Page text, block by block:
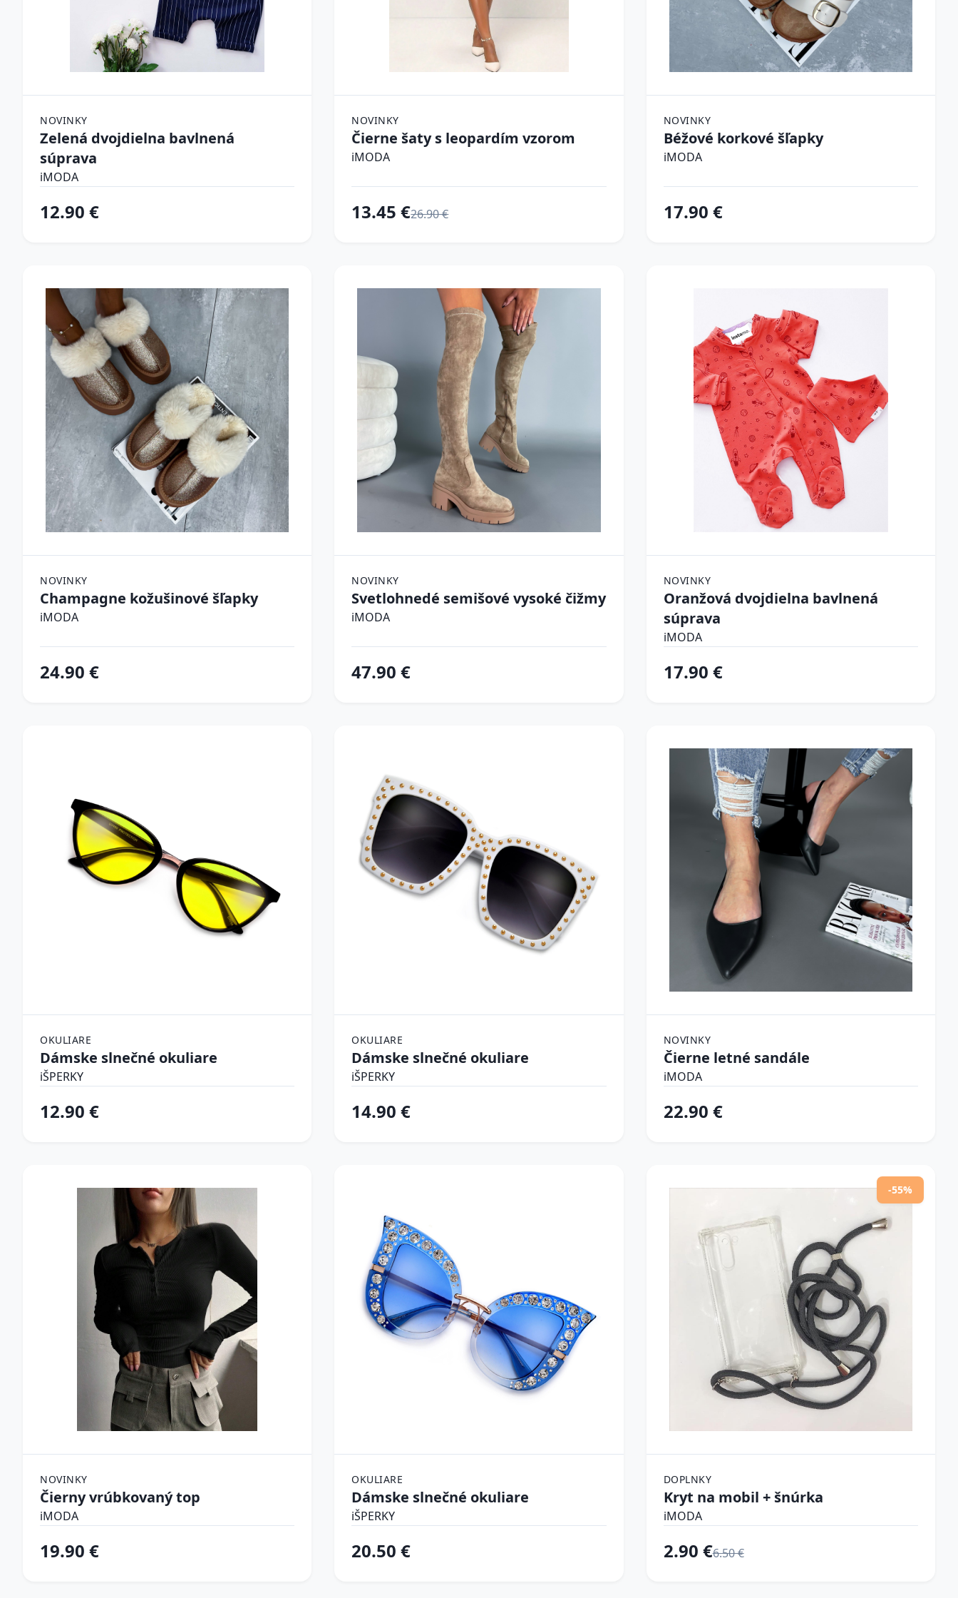
NOVINKY
Zelená dvojdielna bavlnená
súprava
iMODA
12.90 €
NOVINKY
Čierne šaty s leopardím vzorom
iMODA
13.45 €26.90 €
NOVINKY
Béžové korkové šľapky
iMODA
17.90 €
NOVINKY
Champagne kožušinové šľapky
iMODA
24.90 €
NOVINKY
Svetlohnedé semišové vysoké čižmy
iMODA
47.90 €
NOVINKY
Oranžová dvojdielna bavlnená
súprava
iMODA
17.90 €
OKULIARE
Dámske slnečné okuliare
iŠPERKY
12.90 €
OKULIARE
Dámske slnečné okuliare
iŠPERKY
14.90 €
NOVINKY
Čierne letné sandále
iMODA
22.90 €
NOVINKY
Čierny vrúbkovaný top
iMODA
19.90 €
OKULIARE
Dámske slnečné okuliare
iŠPERKY
20.50 €
-55%
DOPLNKY
Kryt na mobil + šnúrka
iMODA
2.90 €6.50 €